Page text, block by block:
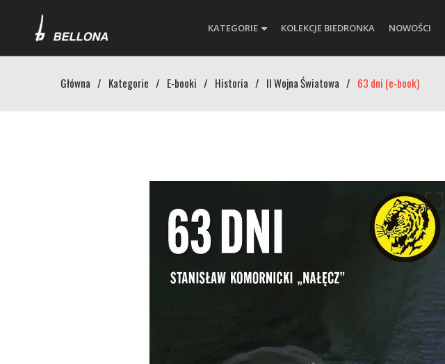
KATEGORIE KOLEKCJE BIEDRONKA NOWOŚCI
Główna / Kategorie / E-booki / Historia / II Wojna Światowa / 63 dni (e-book)